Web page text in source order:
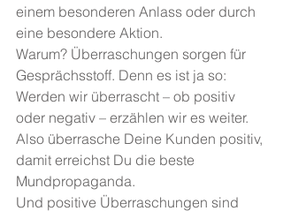
einem besonderen Anlass oder durch
eine besondere Aktion.
Warum? Überraschungen sorgen für
Gesprächsstoff. Denn es ist ja so:
Werden wir überrascht – ob positiv
oder negativ – erzählen wir es weiter.
Also überrasche Deine Kunden positiv,
damit erreichst Du die beste
Mundpropaganda.
Und positive Überraschungen sind